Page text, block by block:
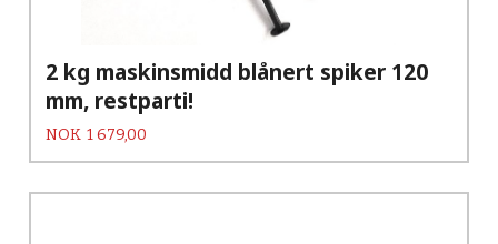
2 kg maskinsmidd blånert spiker 120
mm, restparti!
Pris
NOK 1 679,00